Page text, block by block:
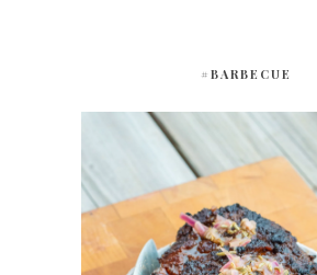
#BARBECUE